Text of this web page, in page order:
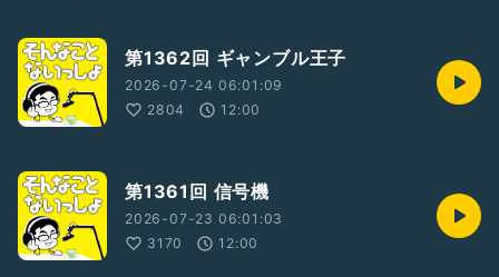
第1362回 ギャンブル王子
2026-07-24 06:01:09
2804
12:00
第1361回 信号機
2026-07-23 06:01:03
3170
12:00